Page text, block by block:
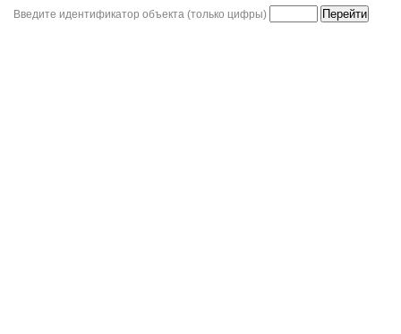
Введите идентификатор объекта (только цифры)